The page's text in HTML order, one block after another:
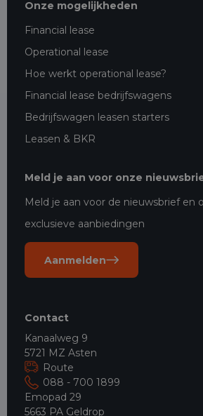
Onze mogelijkheden
Financial lease
Operational lease
Hoe werkt operational lease?
Financial lease bedrijfswagens
Bedrijfswagen leasen starters
Leasen & BKR
Meld je aan voor onze
Meld je aan voor de nieuwsbrief en
exclusieve aanbiedingen
Aanmelden
Contact
Kanaalweg 9
5721 MZ Asten
Route
088 - 700 1899
Emopad 29
5663 PA Geldrop